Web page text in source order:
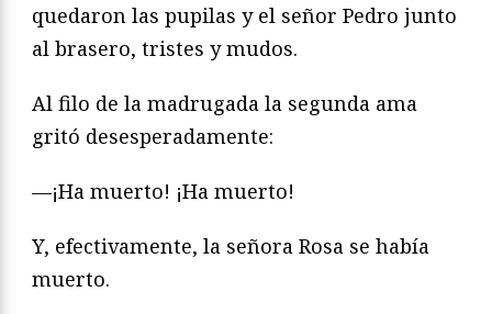
quedaron las pupilas y el señor Pedro junto
al brasero, tristes y mudos.
Al filo de la madrugada la segunda ama
gritó desesperadamente:
—¡Ha muerto! ¡Ha muerto!
Y, efectivamente, la señora Rosa se había
muerto.